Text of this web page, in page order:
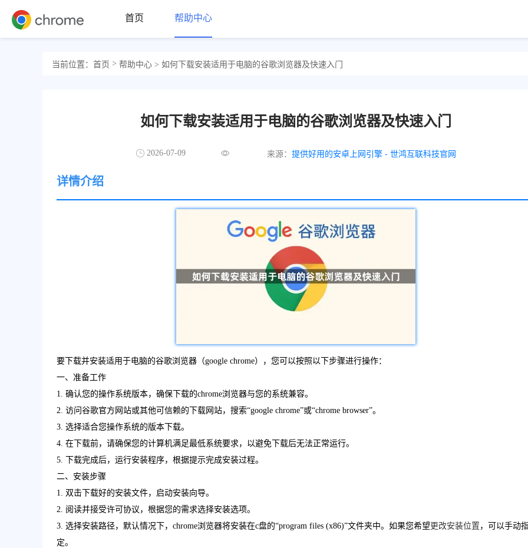
首页 帮助中心
当前位置： 首页 > 帮助中心 > 如何下载安装适用于电脑的谷歌浏览器及快速入门
如何下载安装适用于电脑的谷歌浏览器及快速入门
2026-07-09 来源： 提供好用的安卓上网引擎 - 世鸿互联科技官网
详情介绍
要下载并安装适用于电脑的谷歌浏览器（google chrome），您可以按照以下步骤进行操作：
一、准备工作
1. 确认您的操作系统版本，确保下载的chrome浏览器与您的系统兼容。
2. 访问谷歌官方网站或其他可信赖的下载网站，搜索“google chrome”或“chrome browser”。
3. 选择适合您操作系统的版本下载。
4. 在下载前，请确保您的计算机满足最低系统要求，以避免下载后无法正常运行。
5. 下载完成后，运行安装程序，根据提示完成安装过程。
二、安装步骤
1. 双击下载好的安装文件，启动安装向导。
2. 阅读并接受许可协议，根据您的需求选择安装选项。
3. 选择安装路径，默认情况下，chrome浏览器将安装在c盘的“program files (x86)”文件夹中。如果您希望 更改安装位置 ，可以手动
定。